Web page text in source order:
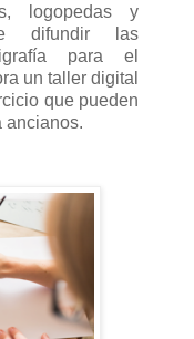
logopedas y
difundir las
para el
un taller digital
que pueden
ancianos.